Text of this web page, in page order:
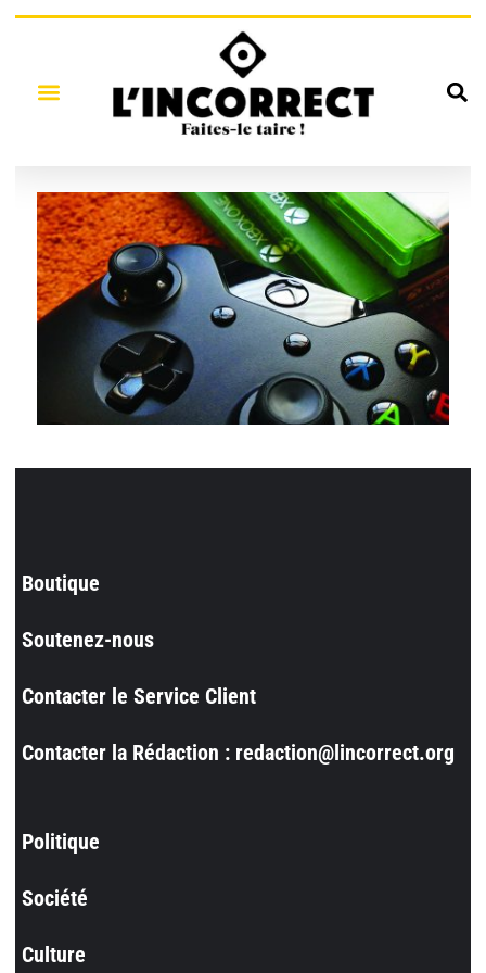
Boutique
Soutenez-nous
Contacter le Service Client
Contacter la Rédaction : redaction@lincorrect.org
Politique
Société
Culture